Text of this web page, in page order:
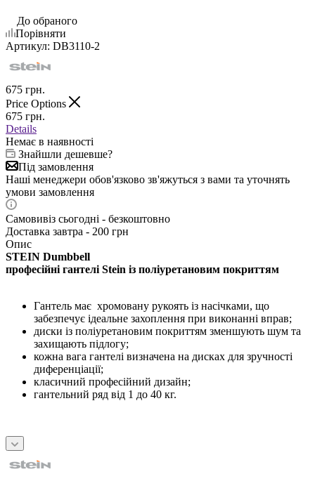
До обраного
Порівняти
Артикул: DB3110-2
675 грн.
Price Options
675 грн.
Details
Немає в наявності
Знайшли дешевше?
Під замовлення
Наші менеджери обов'язково зв'яжуться з вами та уточнять
умови замовлення
Самовивіз сьогодні - безкоштовно
Доставка завтра - 200 грн
Опис
STEIN Dumbbell
професійні гантелі Stein із поліуретановим покриттям
Гантель має хромовану рукоять із насічками, що
забезпечує ідеальне захоплення при виконанні вправ;
диски із поліуретановим покриттям зменшують шум та
захищають підлогу;
кожна вага гантелі визначена на дисках для зручності
диференціації;
класичний професійний дизайн;
гантельний ряд від 1 до 40 кг.